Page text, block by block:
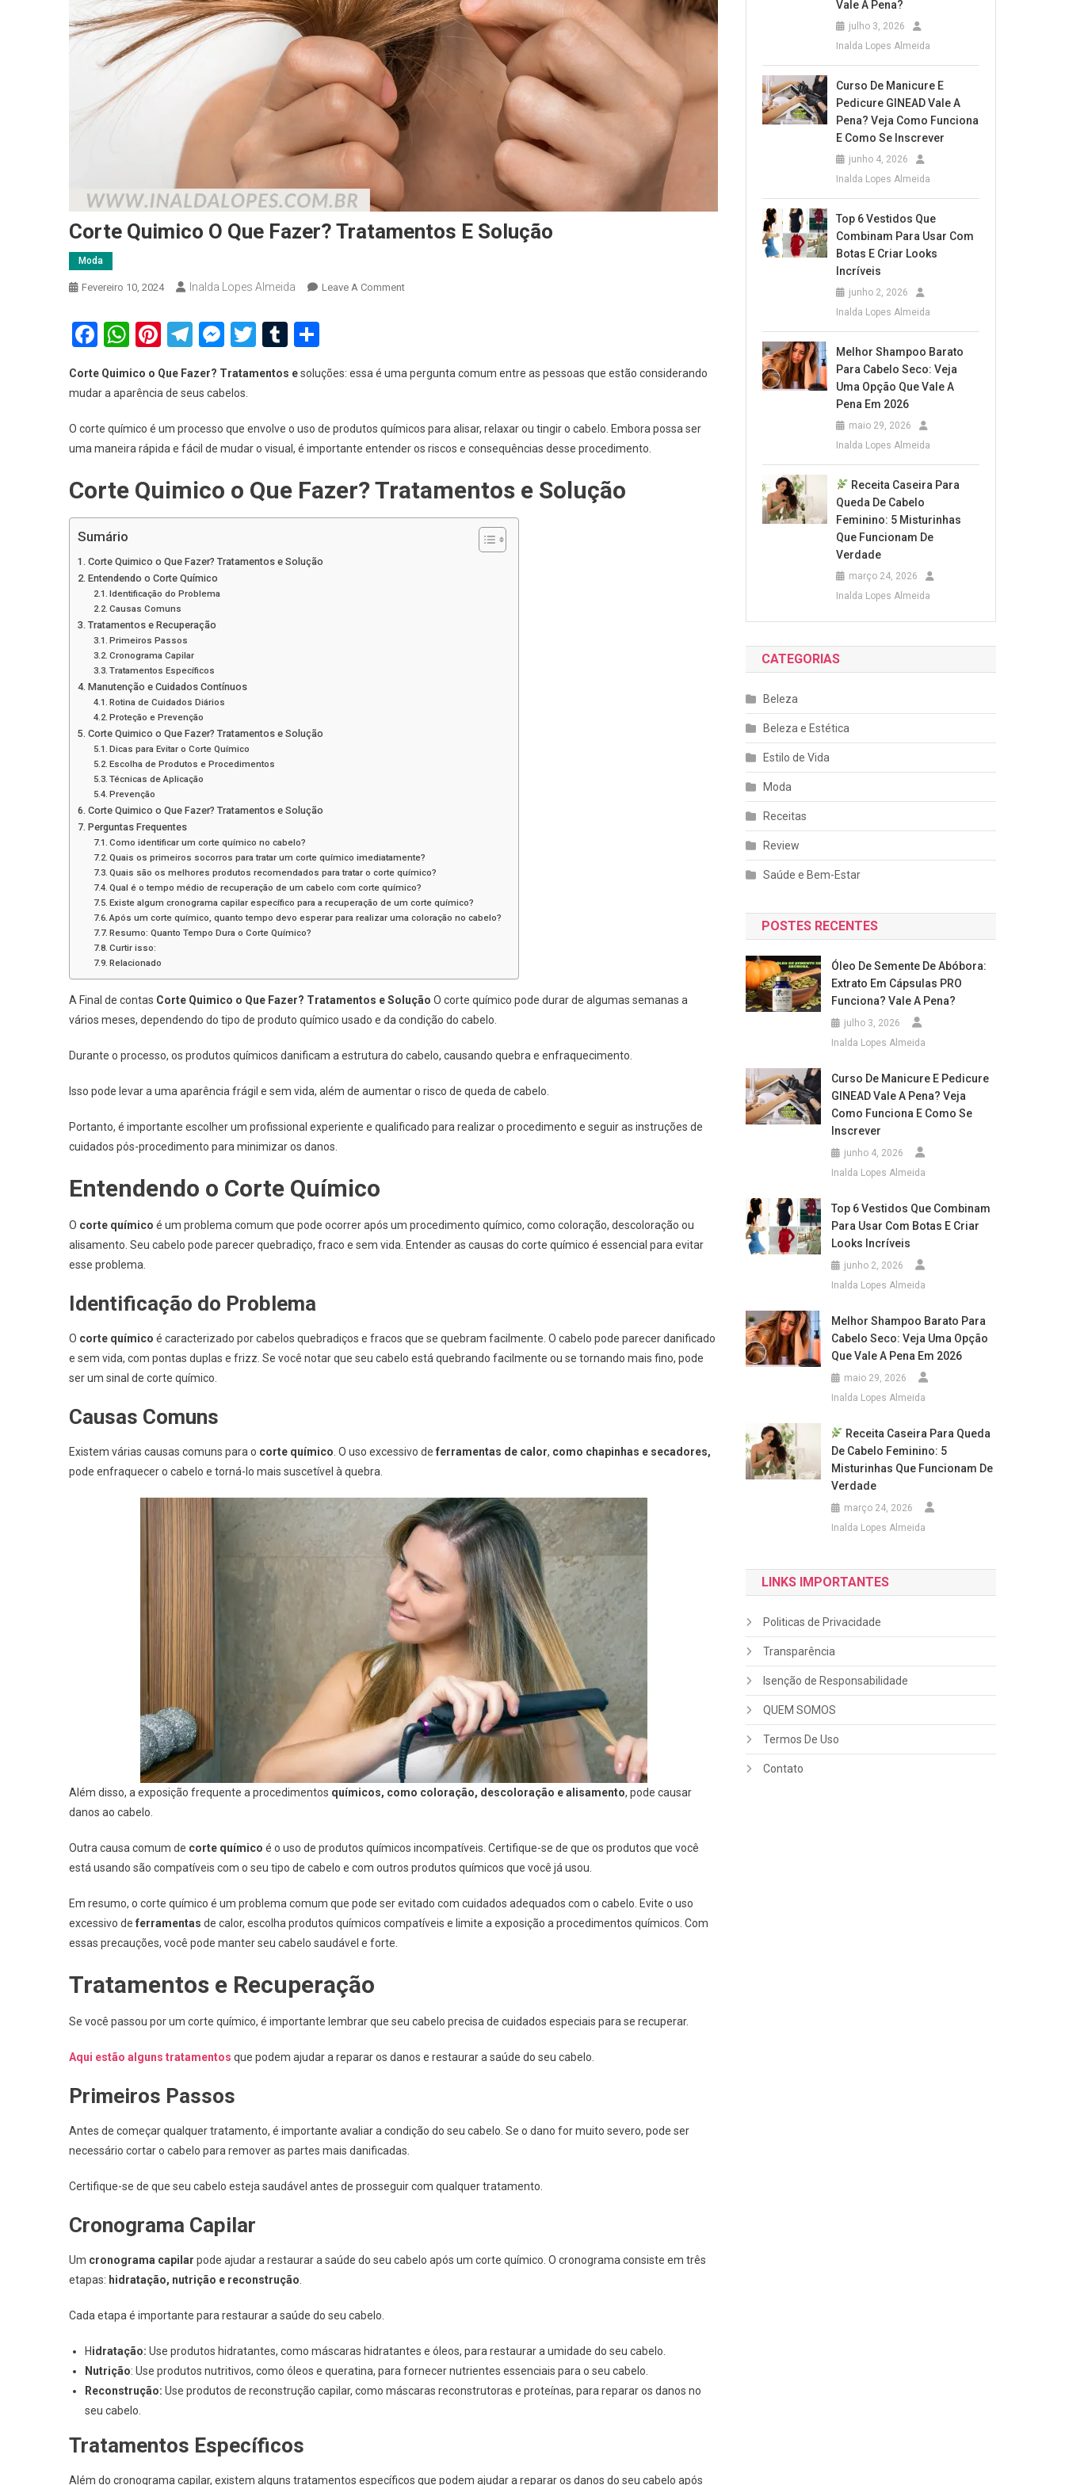
Corte Quimico O Que Fazer? Tratamentos E Solução
Moda
Fevereiro 10, 2024 Inalda Lopes Almeida Leave A CommentOn
Fazer?
Solução
Facebook
WhatsApp
Pinterest
Telegram
Messenger
TwitterTumblr
Corte Quimico o Que Fazer? Tratamentos esoluções: essa é uma pergunta comum entre as pessoas que estão considerando
mudar a aparência de seus cabelos.
O corte químico é um processo que envolve o uso de produtos químicos para alisar, relaxar ou tingir o cabelo. Embora possa ser
uma maneira rápida e fácil de mudar o visual, é importante entender os riscos e consequências desse procedimento.
Corte Quimico o Que Fazer? Tratamentos e Solução
Sumário
Corte Quimico o Que Fazer? Tratamentos e Solução
Entendendo o Corte Químico
Identificação do Problema
Causas Comuns
Tratamentos e Recuperação
Primeiros Passos
Cronograma Capilar
Tratamentos Específicos
Manutenção e Cuidados Contínuos
Rotina de Cuidados Diários
Proteção e Prevenção
Corte Quimico o Que Fazer? Tratamentos e Solução
Dicas para Evitar o Corte Químico
Escolha de Produtos e Procedimentos
Técnicas de Aplicação
Prevenção
Corte Quimico o Que Fazer? Tratamentos e Solução
Perguntas Frequentes
Como identificar um corte químico no cabelo?
Quais os primeiros socorros para tratar um corte químico imediatamente?
Quais são os melhores produtos recomendados para tratar o corte químico?
Qual é o tempo médio de recuperação de um cabelo com corte químico?
Existe algum cronograma capilar específico para a recuperação de um corte químico?
Após um corte químico, quanto tempo devo esperar para realizar uma coloração no cabelo?
Resumo: Quanto Tempo Dura o Corte Químico?
Curtir isso:
Relacionado
A Final de contas Corte Quimico o Que Fazer? Tratamentos e Solução O corte químico pode durar de algumas semanas a
vários meses, dependendo do tipo de produto químico usado e da condição do cabelo.
Durante o processo, os produtos químicos danificam a estrutura do cabelo, causando quebra e enfraquecimento.
Isso pode levar a uma aparência frágil e sem vida, além de aumentar o risco de queda de cabelo.
Portanto, é importante escolher um profissional experiente e qualificado para realizar o procedimento e seguir as instruções de
cuidados pós-procedimento para minimizar os danos.
Entendendo o Corte Químico
O corte químico é um problema comum que pode ocorrer após um procedimento químico, como coloração, descoloração ou
alisamento. Seu cabelo pode parecer quebradiço, fraco e sem vida. Entender as causas do corte químico é essencial para evitar
esse problema.
Identificação do Problema
O corte químico é caracterizado por cabelos quebradiços e fracos que se quebram facilmente. O cabelo pode parecer danificado
e sem vida, com pontas duplas e frizz. Se você notar que seu cabelo está quebrando facilmente ou se tornando mais fino, pode
ser um sinal de corte químico.
Causas Comuns
Existem várias causas comuns para o corte químico . O uso excessivo de ferramentas de calor, como chapinhas e secadores,
pode enfraquecer o cabelo e torná-lo mais suscetível à quebra.
Além disso, a exposição frequente a procedimentos químicos, como coloração, descoloração e alisamento, pode causar
danos ao cabelo.
Outra causa comum de corte químico é o uso de produtos químicos incompatíveis. Certifique-se de que os produtos que você
está usando são compatíveis com o seu tipo de cabelo e com outros produtos químicos que você já usou.
Em resumo, o corte químico é um problema comum que pode ser evitado com cuidados adequados com o cabelo. Evite o uso
excessivo de ferramentas de calor, escolha produtos químicos compatíveis e limite a exposição a procedimentos químicos. Com
essas precauções, você pode manter seu cabelo saudável e forte.
Tratamentos e Recuperação
Se você passou por um corte químico, é importante lembrar que seu cabelo precisa de cuidados especiais para se recuperar.
Aqui estão alguns tratamentos que podem ajudar a reparar os danos e restaurar a saúde do seu cabelo.
Primeiros Passos
Antes de começar qualquer tratamento, é importante avaliar a condição do seu cabelo. Se o dano for muito severo, pode ser
necessário cortar o cabelo para remover as partes mais danificadas.
Certifique-se de que seu cabelo esteja saudável antes de prosseguir com qualquer tratamento.
Cronograma Capilar
Um cronograma capilar pode ajudar a restaurar a saúde do seu cabelo após um corte químico. O cronograma consiste em três
etapas: hidratação, nutrição e reconstrução
Cada etapa é importante para restaurar a saúde do seu cabelo.
Hidratação: Use produtos hidratantes, como máscaras hidratantes e óleos, para restaurar a umidade do seu cabelo.
Nutrição: Use produtos nutritivos, como óleos e queratina, para fornecer nutrientes essenciais para o seu cabelo.
Reconstrução: Use produtos de reconstrução capilar, como máscaras reconstrutoras e proteínas, para reparar os danos no
seu cabelo.
Tratamentos Específicos
Além do cronograma capilar, existem alguns tratamentos específicos que podem ajudar a reparar os danos do seu cabelo após
Vale A Pena?
julho 3, 2026
Inalda Lopes Almeida
Curso De Manicure E
Pedicure GINEAD Vale A
Pena? Veja Como Funciona
E Como Se Inscrever
junho 4, 2026
Inalda Lopes Almeida
Top 6 Vestidos Que
Combinam Para Usar Com
Botas E Criar Looks
Incríveis
junho 2, 2026
Inalda Lopes Almeida
Melhor Shampoo Barato
Para Cabelo Seco: Veja
Uma Opção Que Vale A
Pena Em 2026
maio 29, 2026
Inalda Lopes Almeida
Receita Caseira Para
Queda De Cabelo
Feminino: 5 Misturinhas
Que Funcionam De
Verdade
março 24, 2026
Inalda Lopes Almeida
CATEGORIAS
Beleza
Beleza e Estética
Estilo de Vida
Moda
Receitas
Review
Saúde e Bem-Estar
POSTES RECENTES
Óleo De Semente De Abóbora:
Extrato Em Cápsulas PRO
Funciona? Vale A Pena?
julho 3, 2026
Inalda Lopes Almeida
Curso De Manicure E Pedicure
GINEAD Vale A Pena? Veja
Como Funciona E Como Se
Inscrever
junho 4, 2026
Inalda Lopes Almeida
Top 6 Vestidos Que Combinam
Para Usar Com Botas E Criar
Looks Incríveis
junho 2, 2026
Inalda Lopes Almeida
Melhor Shampoo Barato Para
Cabelo Seco: Veja Uma Opção
Que Vale A Pena Em 2026
maio 29, 2026
Inalda Lopes Almeida
Receita Caseira Para Queda
De Cabelo Feminino: 5
Misturinhas Que Funcionam De
Verdade
março 24, 2026
Inalda Lopes Almeida
LINKS IMPORTANTES
Politicas de Privacidade
Transparência
Isenção de Responsabilidade
QUEM SOMOS
Termos De Uso
Contato